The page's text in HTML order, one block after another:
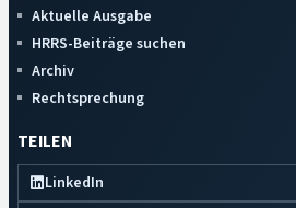
Aktuelle Ausgabe
HRRS-Beiträge suchen
Archiv
Rechtsprechung
TEILEN
LinkedIn